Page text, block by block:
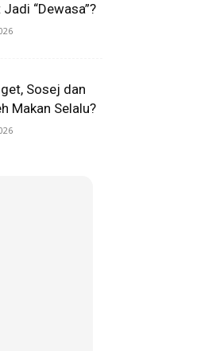
“Dewasa”?
Sosej dan
Makan Selalu?